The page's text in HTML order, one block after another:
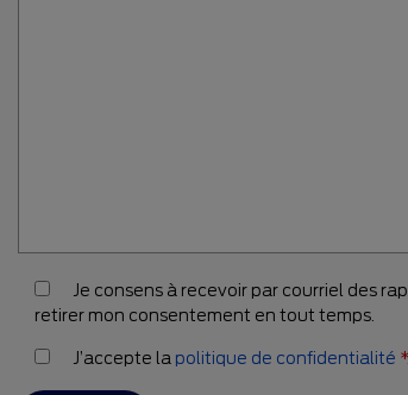
Je consens à recevoir par courriel des
retirer mon consentement en tout temps.
J’accepte la politique de confidentialité *.